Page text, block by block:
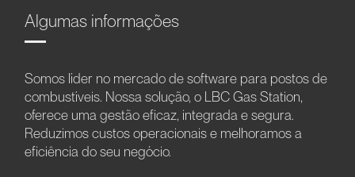
Algumas informações
Somos líder no mercado de software para postos de
combustíveis. Nossa solução, o LBC Gas Station,
oferece uma gestão eficaz, integrada e segura.
Reduzimos custos operacionais e melhoramos a
eficiência do seu negócio.